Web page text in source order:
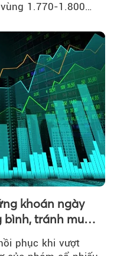
1.770-1.800
khoán ngày
tránh mua
phục khi vượt